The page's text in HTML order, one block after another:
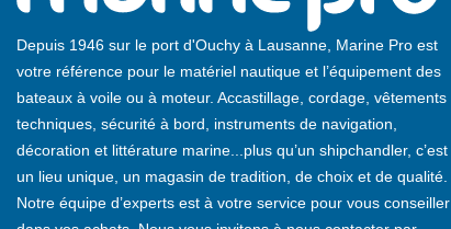
Depuis 1946 sur le port d'Ouchy à Lausanne, Marine Pro est
votre référence pour le matériel nautique et l’équipement des
bateaux à voile ou à moteur. Accastillage, cordage, vêtements
techniques, sécurité à bord, instruments de navigation,
décoration et littérature marine...plus qu’un shipchandler, c’est
un lieu unique, un magasin de tradition, de choix et de qualité.
Notre équipe d’experts est à votre service pour vous conseiller